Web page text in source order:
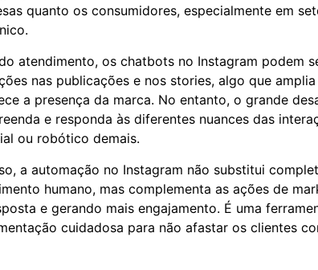
quanto os consumidores, especialmente em
atendimento, os chatbots no Instagram podem
nas publicações e nos stories, algo que
a presença da marca. No entanto, o grande
e responda às diferentes nuances das
ou robótico demais.
a automação no Instagram não substitui
humano, mas complementa as ações de
e gerando mais engajamento. É uma
cuidadosa para não afastar os clientes